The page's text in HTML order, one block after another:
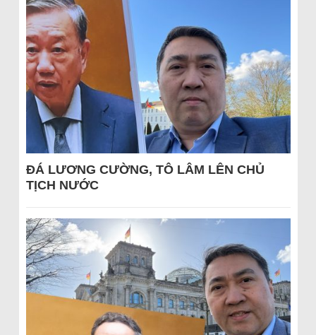
ĐÁ LƯƠNG CƯỜNG, TÔ LÂM LÊN CHỦ
TỊCH NƯỚC